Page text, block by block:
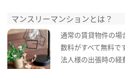
マンスリーマンションとは？
通常の賃貸物件の
数料がすべて無料で
法人様の出張時の経